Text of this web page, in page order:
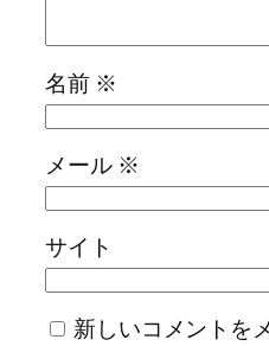
名前 ※
メール ※
サイト
新しいコメントを